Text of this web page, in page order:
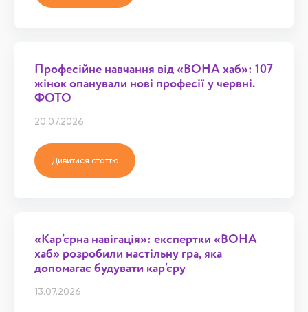
Професійне навчання від «ВОНА хаб»: 107
жінок опанували нові професії у червні.
ФОТО
20.07.2026
Дивитися статтю
«Кар’єрна навігація»: експертки «ВОНА
хаб» розробили настільну гра, яка
допомагає будувати кар’єру
13.07.2026